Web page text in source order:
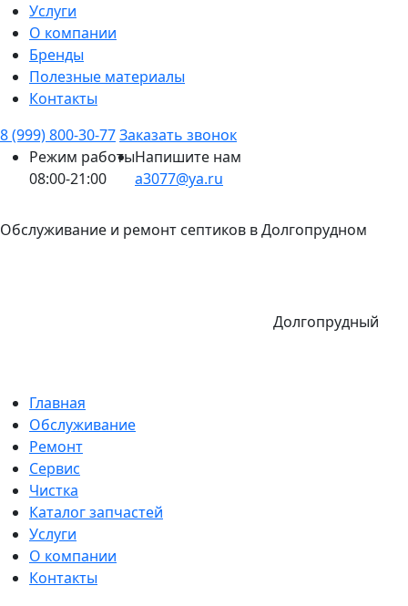
Услуги
О компании
Бренды
Полезные материалы
Контакты
8 (999) 800-30-77Заказать звонок
Режим работы
08:00-21:00
Напишите нам
a3077@ya.ru
Обслуживание и ремонт септиков в Долгопрудном
Долгопрудный
Главная
Обслуживание
Ремонт
Сервис
Чистка
Каталог запчастей
Услуги
О компании
Контакты